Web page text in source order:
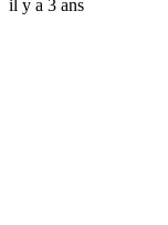
il y a 3 ans